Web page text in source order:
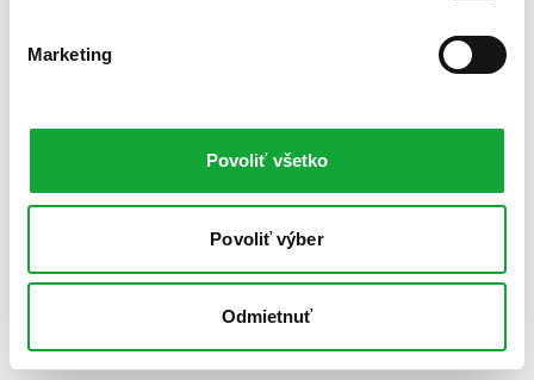
Marketing
Povoliť všetko
Povoliť výber
Odmietnuť